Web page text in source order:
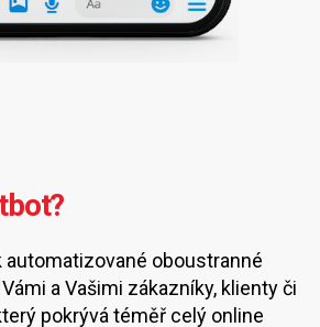
automatizované oboustranné
a Vašimi zákazníky, klienty či
pokrývá téměř celý online